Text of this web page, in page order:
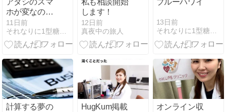
アタシのスマ
ホが変なの
か？
11日前
私も相談開始
します！
12日前
真夜中の旅人
ブルーハワイ
13日前
それなりに1型糖尿病生活＋α 〜ありのままで〜
計算する夢の
HugKum掲載
オンライン収